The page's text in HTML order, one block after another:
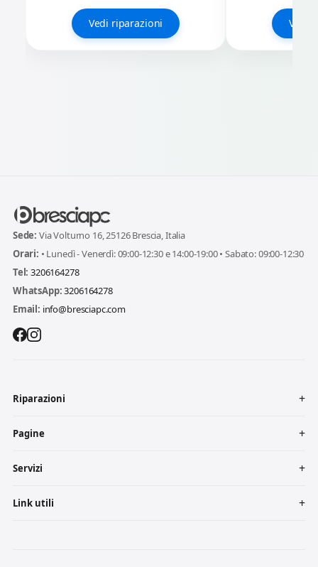
Vedi riparazioni Vedi
Sede: Via Volturno 16, 25126 Brescia, Italia
Orari: • Lunedì - Venerdì: 09:00-12:30 e 14:00-19:00 • Sabato: 09:00-12:30
Tel: 3206164278
WhatsApp:3206164278
Email: info@bresciapc.com
Riparazioni
Pagine
Servizi
Link utili